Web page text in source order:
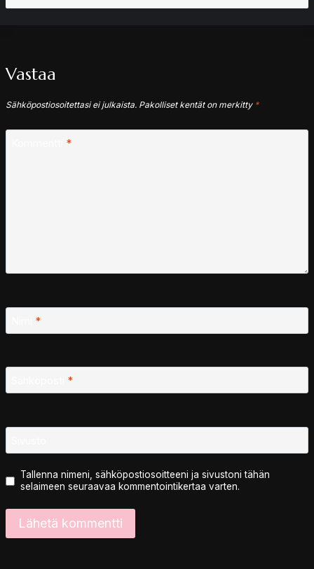
Vastaa
Sähköpostiosoitettasi ei julkaista. Pakolliset kentät on merkitty *
*
*
*
Tallenna nimeni, sähköpostiosoitteeni ja sivustoni tähän
selaimeen seuraavaa kommentointikertaa varten.